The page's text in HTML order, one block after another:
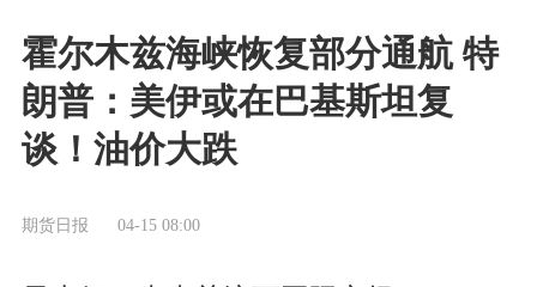
霍尔木兹海峡恢复部分通航 特
朗普：美伊或在巴基斯坦复
谈！油价大跌
期货日报 04-15 08:00